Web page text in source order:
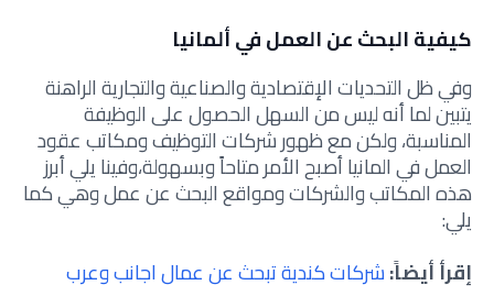
كيفية البحث عن العمل في ألمانيا
وفي ظل التحديات الإقتصادية والصناعية والتجارية الراهنة
يتبين لما أنه ليس من السهل الحصول على الوظيفة
المناسبة، ولكن مع ظهور شركات التوظيف ومكاتب عقود
العمل في المانيا أصبح الأمر متاحاً وبسهولة،وفينا يلي أبرز
هذه المكاتب والشركات ومواقع البحث عن عمل وهي كما
يلي:
إقرأ أيضاً:شركات كندية تبحث عن عمال اجانب وعرب